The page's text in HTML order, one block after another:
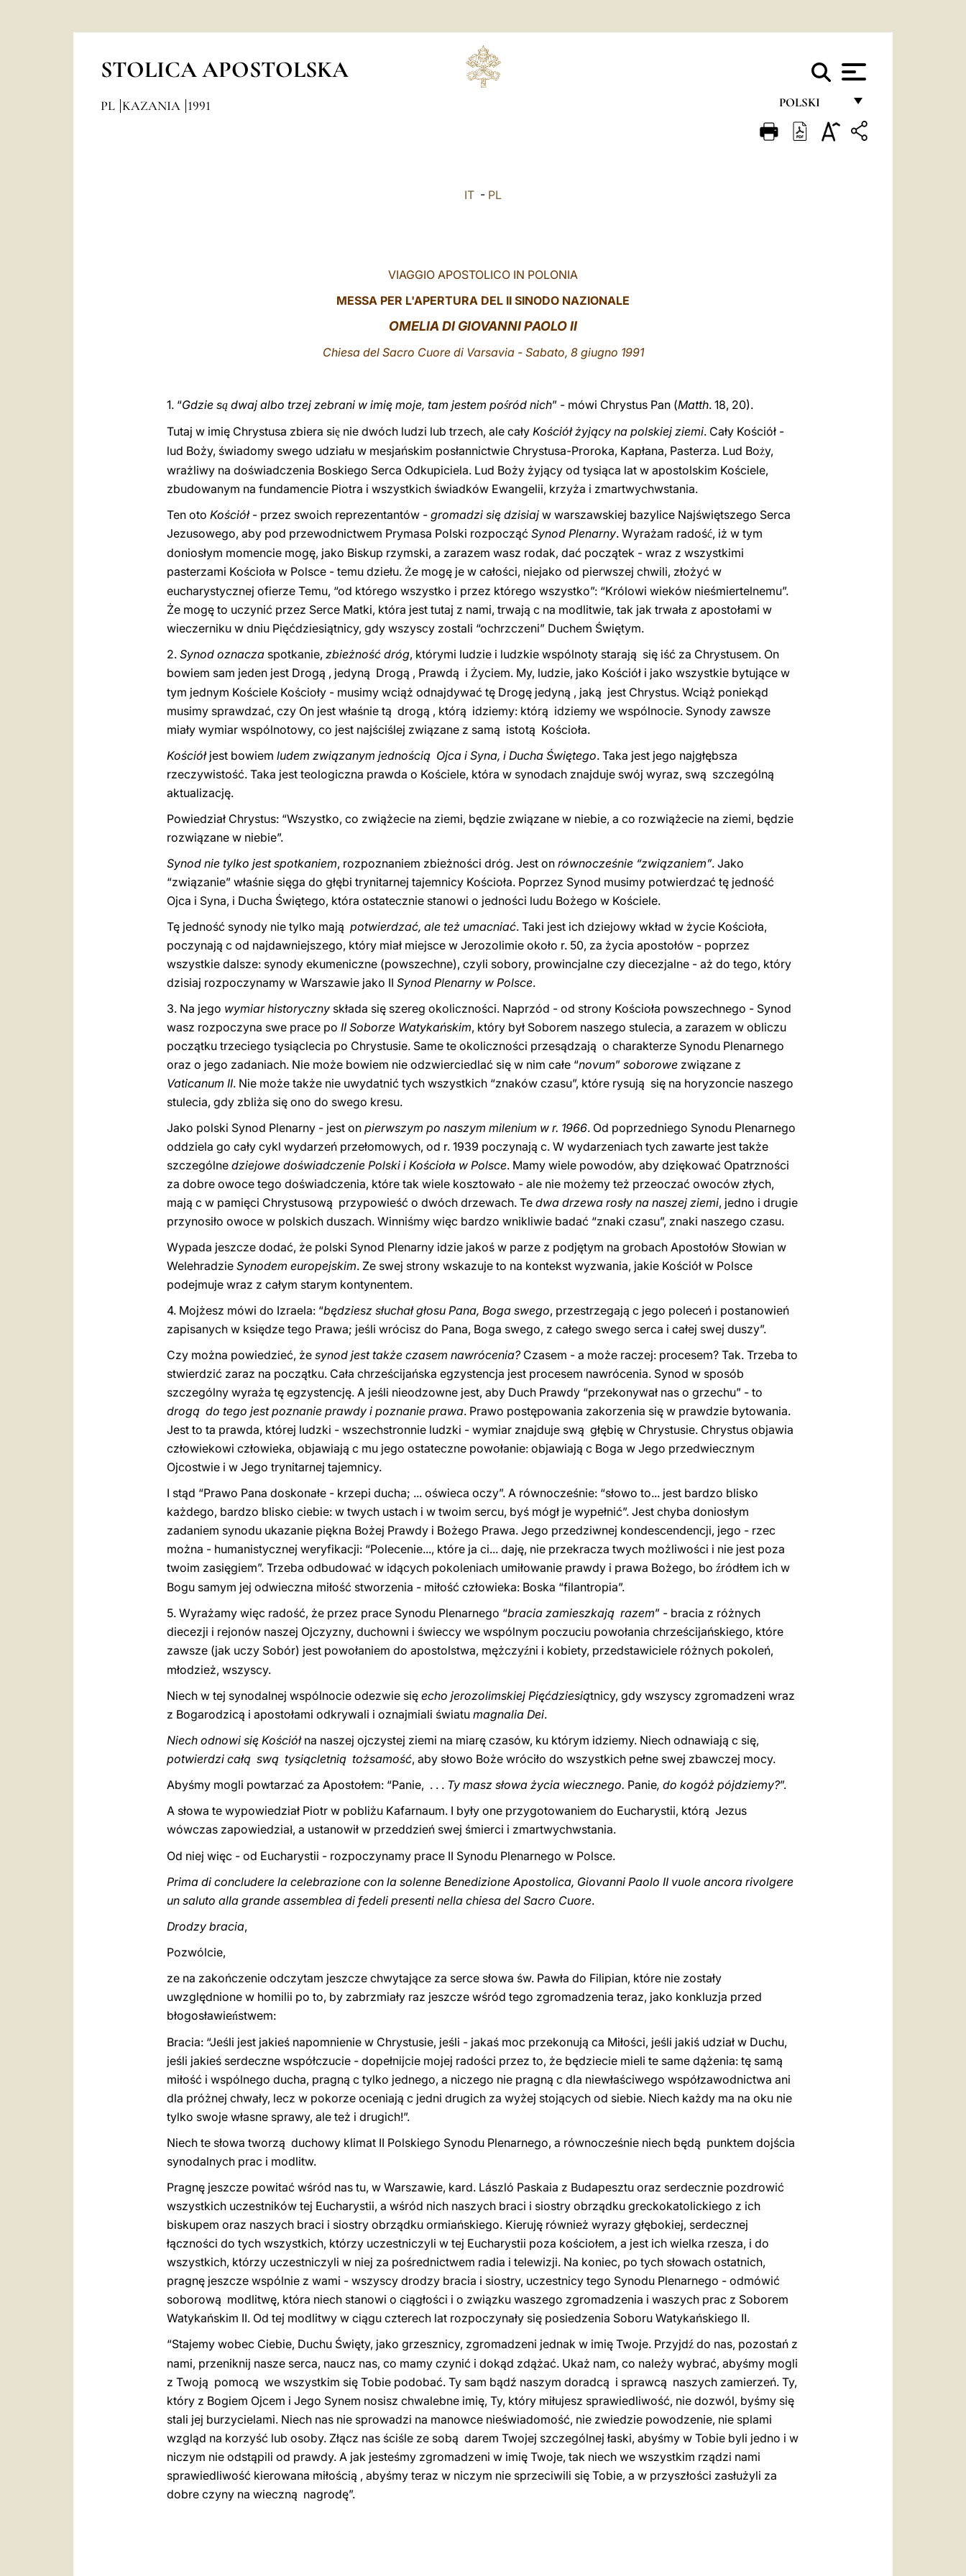
STOLICA APOSTOLSKA
POLSKI
FRANÇAIS
PL KAZANIA 1991
IT - PL
VIAGGIO APOSTOLICO IN POLONIA
MESSA PER L'APERTURA DEL II SINODO NAZIONALE
OMELIA DI GIOVANNI PAOLO II
Chiesa del Sacro Cuore di Varsavia - Sabato, 8 giugno 1991
1. “Gdzie są dwaj albo trzej zebrani w imię moje, tam jestem pośród nich” - mówi Chrystus Pan (Matth. 18, 20).
Tutaj w imię Chrystusa zbiera się nie dwóch ludzi lub trzech, ale cały Kościół żyjący na polskiej ziemi. Cały Kościół -
lud Boży, świadomy swego udziału w mesjańskim posłannictwie Chrystusa-Proroka, Kapłana, Pasterza. Lud Boży,
wrażliwy na doświadczenia Boskiego Serca Odkupiciela. Lud Boży żyjący od tysiąca lat w apostolskim Kościele,
zbudowanym na fundamencie Piotra i wszystkich świadków Ewangelii, krzyża i zmartwychwstania.
Ten oto Kościół- przez swoich reprezentantów - gromadzi się dzisiaj w warszawskiej bazylice Najświętszego Serca
Jezusowego, aby pod przewodnictwem Prymasa Polski rozpocząć Synod Plenarny. Wyrażam radość, iż w tym
doniosłym momencie mogę, jako Biskup rzymski, a zarazem wasz rodak, dać początek - wraz z wszystkimi
pasterzami Kościoła w Polsce - temu dziełu. Że mogę je w całości, niejako od pierwszej chwili, złożyć w
eucharystycznej ofierze Temu, “od którego wszystko i przez którego wszystko”: “Królowi wieków nieśmiertelnemu”.
Że mogę to uczynić przez Serce Matki, która jest tutaj z nami, trwają c na modlitwie, tak jak trwała z apostołami w
wieczerniku w dniu Pięćdziesiątnicy, gdy wszyscy zostali “ochrzczeni” Duchem Świętym.
2. Synod oznacza spotkanie, zbieżność dróg, którymi ludzie i ludzkie wspólnoty starają się iść za Chrystusem. On
bowiem sam jeden jest Drogą , jedyną Drogą , Prawdą i Życiem. My, ludzie, jako Kościół i jako wszystkie bytujące w
tym jednym Kościele Kościoły - musimy wciąż odnajdywać tę Drogę jedyną , jaką jest Chrystus. Wciąż poniekąd
musimy sprawdzać, czy On jest właśnie tą drogą , którą idziemy: którą idziemy we wspólnocie. Synody zawsze
miały wymiar wspólnotowy, co jest najściślej związane z samą istotą Kościoła.
Kościółjest bowiem ludem związanym jednością Ojca i Syna, i Ducha Świętego. Taka jest jego najgłębsza
rzeczywistość. Taka jest teologiczna prawda o Kościele, która w synodach znajduje swój wyraz, swą szczególną
aktualizację.
Powiedział Chrystus: “Wszystko, co zwiążecie na ziemi, będzie związane w niebie, a co rozwiążecie na ziemi, będzie
rozwiązane w niebie”.
Synod nie tylko jest spotkaniem, rozpoznaniem zbieżności dróg. Jest on równocześnie “związaniem”. Jako
“związanie” właśnie sięga do głębi trynitarnej tajemnicy Kościoła. Poprzez Synod musimy potwierdzać tę jedność
Ojca i Syna, i Ducha Świętego, która ostatecznie stanowi o jedności ludu Bożego w Kościele.
Tę jedność synody nie tylko mają potwierdzać, ale też umacniać. Taki jest ich dziejowy wkład w życie Kościoła,
poczynają c od najdawniejszego, który miał miejsce w Jerozolimie około r. 50, za życia apostołów - poprzez
wszystkie dalsze: synody ekumeniczne (powszechne), czyli sobory, prowincjalne czy diecezjalne - aż do tego, który
dzisiaj rozpoczynamy w Warszawie jako II Synod Plenarny w Polsce.
3. Na jego wymiar historyczny składa się szereg okoliczności. Naprzód - od strony Kościoła powszechnego - Synod
wasz rozpoczyna swe prace po II Soborze Watykańskim, który był Soborem naszego stulecia, a zarazem w obliczu
początku trzeciego tysiąclecia po Chrystusie. Same te okoliczności przesądzają o charakterze Synodu Plenarnego
oraz o jego zadaniach. Nie może bowiem nie odzwierciedlać się w nim całe “novum” soborowe związane z
Vaticanum II. Nie może także nie uwydatnić tych wszystkich “znaków czasu”, które rysują się na horyzoncie naszego
stulecia, gdy zbliża się ono do swego kresu.
Jako polski Synod Plenarny - jest on pierwszym po naszym milenium w r. 1966. Od poprzedniego Synodu Plenarnego
oddziela go cały cykl wydarzeń przełomowych, od r. 1939 poczynają c. W wydarzeniach tych zawarte jest także
szczególne dziejowe doświadczenie Polski i Kościoła w Polsce. Mamy wiele powodów, aby dziękować Opatrzności
za dobre owoce tego doświadczenia, które tak wiele kosztowało - ale nie możemy też przeoczać owoców złych,
mają c w pamięci Chrystusową przypowieść o dwóch drzewach. Te dwa drzewa rosły na naszej ziemi, jedno i drugie
przynosiło owoce w polskich duszach. Winniśmy więc bardzo wnikliwie badać “znaki czasu”, znaki naszego czasu.
Wypada jeszcze dodać, że polski Synod Plenarny idzie jakoś w parze z podjętym na grobach Apostołów Słowian w
Welehradzie Synodem europejskim. Ze swej strony wskazuje to na kontekst wyzwania, jakie Kościół w Polsce
podejmuje wraz z całym starym kontynentem.
4. Mojżesz mówi do Izraela: “będziesz słuchał głosu Pana, Boga swego, przestrzegają c jego poleceń i postanowień
zapisanych w księdze tego Prawa; jeśli wrócisz do Pana, Boga swego, z całego swego serca i całej swej duszy”.
Czy można powiedzieć, że synod jest także czasem nawrócenia?Czasem - a może raczej: procesem? Tak. Trzeba to
stwierdzić zaraz na początku. Cała chrześcijańska egzystencja jest procesem nawrócenia. Synod w sposób
szczególny wyraża tę egzystencję. A jeśli nieodzowne jest, aby Duch Prawdy “przekonywał nas o grzechu” - to
drogą do tego jest poznanie prawdy i poznanie prawa. Prawo postępowania zakorzenia się w prawdzie bytowania.
Jest to ta prawda, której ludzki - wszechstronnie ludzki - wymiar znajduje swą głębię w Chrystusie. Chrystus objawia
człowiekowi człowieka, objawiają c mu jego ostateczne powołanie: objawiają c Boga w Jego przedwiecznym
Ojcostwie i w Jego trynitarnej tajemnicy.
I stąd “Prawo Pana doskonałe - krzepi ducha; ... oświeca oczy”. A równocześnie: “słowo to... jest bardzo blisko
każdego, bardzo blisko ciebie: w twych ustach i w twoim sercu, byś mógł je wypełnić”. Jest chyba doniosłym
zadaniem synodu ukazanie piękna Bożej Prawdy i Bożego Prawa. Jego przedziwnej kondescendencji, jego - rzec
można - humanistycznej weryfikacji: “Polecenie..., które ja ci... daję, nie przekracza twych możliwości i nie jest poza
twoim zasięgiem”. Trzeba odbudować w idących pokoleniach umiłowanie prawdy i prawa Bożego, bo źródłem ich w
Bogu samym jej odwieczna miłość stworzenia - miłość człowieka: Boska “filantropia”.
5. Wyrażamy więc radość, że przez prace Synodu Plenarnego “bracia zamieszkają razem” - bracia z różnych
diecezji i rejonów naszej Ojczyzny, duchowni i świeccy we wspólnym poczuciu powołania chrześcijańskiego, które
zawsze (jak uczy Sobór) jest powołaniem do apostolstwa, mężczyźni i kobiety, przedstawiciele różnych pokoleń,
młodzież, wszyscy.
Niech w tej synodalnej wspólnocie odezwie się echo jerozolimskiej Pięćdziesiątnicy, gdy wszyscy zgromadzeni wraz
z Bogarodzicą i apostołami odkrywali i oznajmiali światu magnalia Dei.
Niech odnowi się Kościół na naszej ojczystej ziemi na miarę czasów, ku którym idziemy. Niech odnawiają c się,
potwierdzi całą swą tysiącletnią tożsamość, aby słowo Boże wróciło do wszystkich pełne swej zbawczej mocy.
Abyśmy mogli powtarzać za Apostołem: “Panie, . . . Ty masz słowa życia wiecznego. Panie, do kogóż pójdziemy?”.
A słowa te wypowiedział Piotr w pobliżu Kafarnaum. I były one przygotowaniem do Eucharystii, którą Jezus
wówczas zapowiedział, a ustanowił w przeddzień swej śmierci i zmartwychwstania.
Od niej więc - od Eucharystii - rozpoczynamy prace II Synodu Plenarnego w Polsce.
Prima di concludere la celebrazione con la solenne Benedizione Apostolica, Giovanni Paolo II vuole ancora rivolgere
un saluto alla grande assemblea di fedeli presenti nella chiesa del Sacro Cuore.
Drodzy bracia,
Pozwólcie,
ze na zakończenie odczytam jeszcze chwytające za serce słowa św. Pawła do Filipian, które nie zostały
uwzględnione w homilii po to, by zabrzmiały raz jeszcze wśród tego zgromadzenia teraz, jako konkluzja przed
błogosławieństwem:
Bracia: “Jeśli jest jakieś napomnienie w Chrystusie, jeśli - jakaś moc przekonują ca Miłości, jeśli jakiś udział w Duchu,
jeśli jakieś serdeczne współczucie - dopełnijcie mojej radości przez to, że będziecie mieli te same dążenia: tę samą
miłość i wspólnego ducha, pragną c tylko jednego, a niczego nie pragną c dla niewłaściwego współzawodnictwa ani
dla próżnej chwały, lecz w pokorze oceniają c jedni drugich za wyżej stojących od siebie. Niech każdy ma na oku nie
tylko swoje własne sprawy, ale też i drugich!”.
Niech te słowa tworzą duchowy klimat II Polskiego Synodu Plenarnego, a równocześnie niech będą punktem dojścia
synodalnych prac i modlitw.
Pragnę jeszcze powitać wśród nas tu, w Warszawie, kard. László Paskaia z Budapesztu oraz serdecznie pozdrowić
wszystkich uczestników tej Eucharystii, a wśród nich naszych braci i siostry obrządku greckokatolickiego z ich
biskupem oraz naszych braci i siostry obrządku ormiańskiego. Kieruję również wyrazy głębokiej, serdecznej
łączności do tych wszystkich, którzy uczestniczyli w tej Eucharystii poza kościołem, a jest ich wielka rzesza, i do
wszystkich, którzy uczestniczyli w niej za pośrednictwem radia i telewizji. Na koniec, po tych słowach ostatnich,
pragnę jeszcze wspólnie z wami - wszyscy drodzy bracia i siostry, uczestnicy tego Synodu Plenarnego - odmówić
soborową modlitwę, która niech stanowi o ciągłości i o związku waszego zgromadzenia i waszych prac z Soborem
Watykańskim II. Od tej modlitwy w ciągu czterech lat rozpoczynały się posiedzenia Soboru Watykańskiego II.
“Stajemy wobec Ciebie, Duchu Święty, jako grzesznicy, zgromadzeni jednak w imię Twoje. Przyjdź do nas, pozostań z
nami, przeniknij nasze serca, naucz nas, co mamy czynić i dokąd zdążać. Ukaż nam, co należy wybrać, abyśmy mogli
z Twoją pomocą we wszystkim się Tobie podobać. Ty sam bądź naszym doradcą i sprawcą naszych zamierzeń. Ty,
który z Bogiem Ojcem i Jego Synem nosisz chwalebne imię, Ty, który miłujesz sprawiedliwość, nie dozwól, byśmy się
stali jej burzycielami. Niech nas nie sprowadzi na manowce nieświadomość, nie zwiedzie powodzenie, nie splami
wzgląd na korzyść lub osoby. Złącz nas ściśle ze sobą darem Twojej szczególnej łaski, abyśmy w Tobie byli jedno i w
niczym nie odstąpili od prawdy. A jak jesteśmy zgromadzeni w imię Twoje, tak niech we wszystkim rządzi nami
sprawiedliwość kierowana miłością , abyśmy teraz w niczym nie sprzeciwili się Tobie, a w przyszłości zasłużyli za
dobre czyny na wieczną nagrodę”.